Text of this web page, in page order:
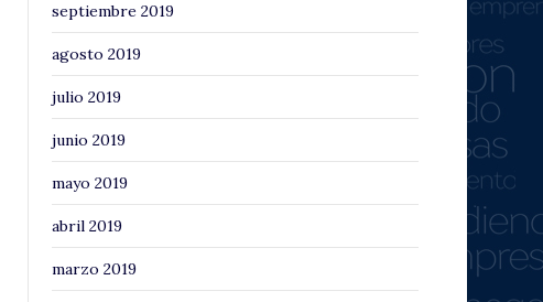
septiembre 2019
agosto 2019
julio 2019
junio 2019
mayo 2019
abril 2019
marzo 2019